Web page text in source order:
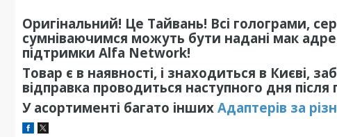
Оригінальний! Це Тайвань! Всі голограми,
сумніваючимся можуть бути надані мак
підтримки Alfa Network!
Товар є в наявності, і знаходиться в Києві,
відправка проводиться наступного дня після
У асортименті багато інших Адаптерів за